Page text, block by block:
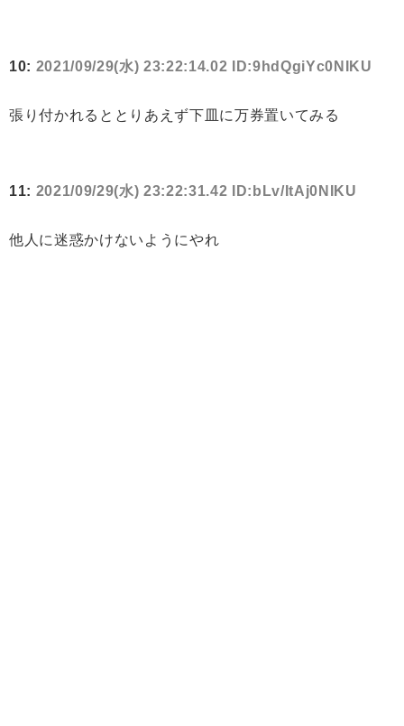
10: 2021/09/29(水) 23:22:14.02 ID:9hdQgiYc0NIKU
張り付かれるととりあえず下皿に万券置いてみる
11: 2021/09/29(水) 23:22:31.42 ID:bLv/ItAj0NIKU
他人に迷惑かけないようにやれ